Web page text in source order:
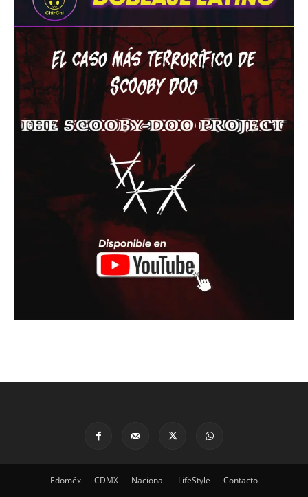
Edoméx CDMX Nacional LifeStyle Contacto